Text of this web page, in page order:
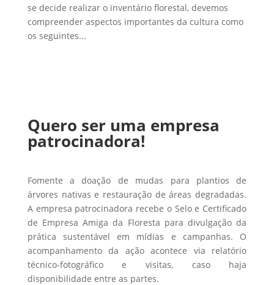
se decide realizar o inventário florestal, devemos
compreender aspectos importantes da cultura como
os seguintes...
Quero ser uma empresa
patrocinadora!
Fomente a doação de mudas para plantios de
árvores nativas e restauração de áreas degradadas.
A empresa patrocinadora recebe o Selo e Certificado
de Empresa Amiga da Floresta para divulgação da
prática sustentável em mídias e campanhas. O
acompanhamento da ação acontece via relatório
técnico-fotográfico e visitas, caso haja
disponibilidade entre as partes.